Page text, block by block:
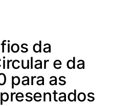
da
e da
para as